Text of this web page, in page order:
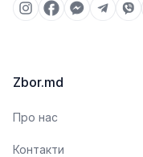
Zbor.md
Про нас
Контакти